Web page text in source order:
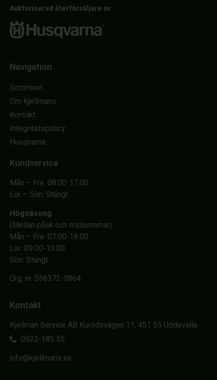
Auktoriserad återförsäljare av
Navigation
Sortiment
Om Kjellmans
Kontakt
Integritetspolicy
Husqvarna
Kundservice
Mån – Fre: 08.00-17.00
Lör – Sön: Stängt
Högsäsong
(Mellan påsk och midsommar)
Mån – Fre: 07.00-18.00
Lör: 09.00-13.00
Sön: Stängt
Org. nr. 556372-3864
Kontakt
Kjellman Service AB Kurödsvägen 11, 451 55 Uddevalla
0522-185 55
info@kjellmans.se